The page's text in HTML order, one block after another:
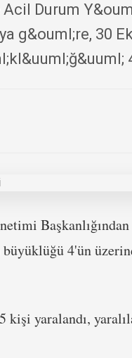
Durum
g&ouml;re, 30
4'ün
kişi yaralandı,